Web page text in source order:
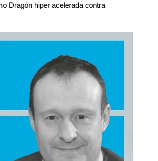
Dragón hiper acelerada contra